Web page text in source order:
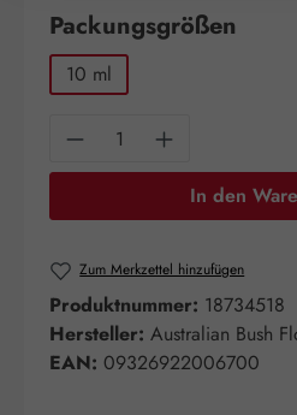
Packungsgrößen
10 ml
Produkt Anzahl:
In den
Zum Merkzettel hinzufügen
Produktnummer: 18734518
Hersteller: Australian Bush
EAN: 09326922006700